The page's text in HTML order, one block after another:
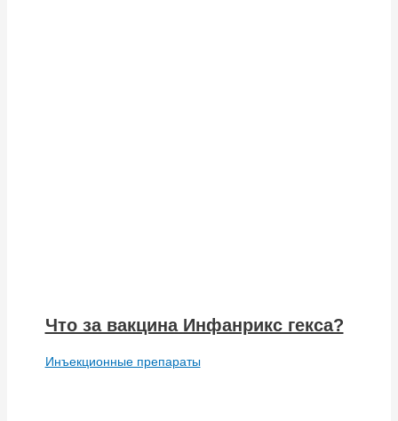
Что за вакцина Инфанрикс гекса?
Инъекционные препараты